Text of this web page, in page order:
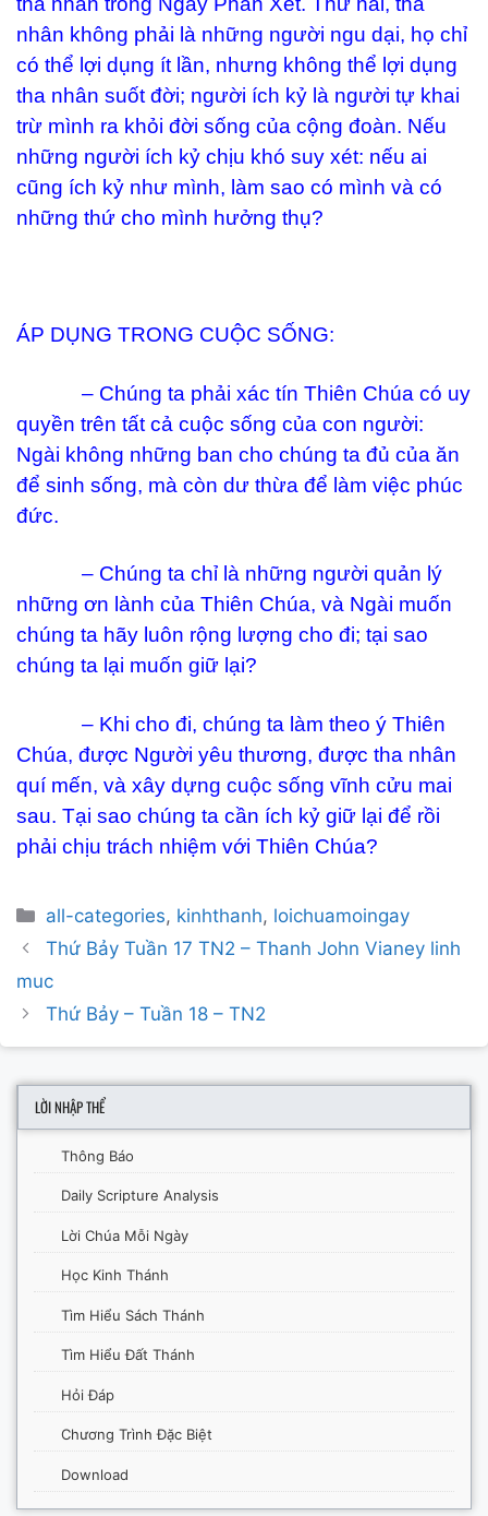
nhân không phải là những người ngu dại, họ chỉ
có thể lợi dụng ít lần, nhưng không thể lợi dụng
tha nhân suốt đời; người ích kỷ là người tự khai
trừ mình ra khỏi đời sống của cộng đoàn. Nếu
những người ích kỷ chịu khó suy xét: nếu ai
cũng ích kỷ như mình, làm sao có mình và có
những thứ cho mình hưởng thụ?
ÁP DỤNG TRONG CUỘC SỐNG:
– Chúng ta phải xác tín Thiên Chúa có uy
quyền trên tất cả cuộc sống của con người:
Ngài không những ban cho chúng ta đủ của ăn
để sinh sống, mà còn dư thừa để làm việc phúc
đức.
– Chúng ta chỉ là những người quản lý
những ơn lành của Thiên Chúa, và Ngài muốn
chúng ta hãy luôn rộng lượng cho đi; tại sao
chúng ta lại muốn giữ lại?
– Khi cho đi, chúng ta làm theo ý Thiên
Chúa, được Người yêu thương, được tha nhân
quí mến, và xây dựng cuộc sống vĩnh cửu mai
sau. Tại sao chúng ta cần ích kỷ giữ lại để rồi
phải chịu trách nhiệm với Thiên Chúa?
Categories
all-categories, kinhthanh, loichuamoingay
PostThứ Bảy Tuần 17 TN2 – Thanh John Vianey linh
muc
Thứ Bảy – Tuần 18 – TN2
LỜI NHẬP THỂ
Thông Báo
Daily Scripture Analysis
Lời Chúa Mỗi Ngày
Học Kinh Thánh
Tìm Hiểu Sách Thánh
Tìm Hiểu Đất Thánh
Hỏi Đáp
Chương Trình Đặc Biệt
Download